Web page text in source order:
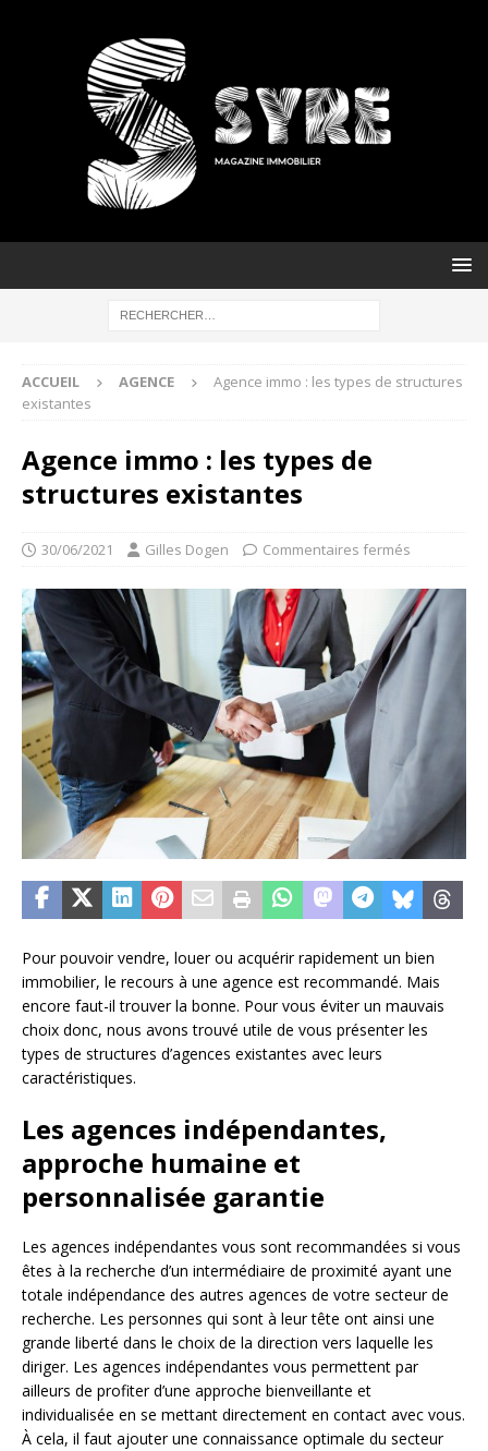
ACCUEIL AGENCE
Agence immo : les types de structures
existantes
Agence immo : les types de
structures existantes
30/06/2021 Gilles Dogen Commentaires fermés
Pour pouvoir vendre, louer ou acquérir rapidement un bien
immobilier, le recours à une agence est recommandé. Mais
encore faut-il trouver la bonne. Pour vous éviter un mauvais
choix donc, nous avons trouvé utile de vous présenter les
types de structures d’agences existantes avec leurs
caractéristiques.
Les agences indépendantes,
approche humaine et
personnalisée garantie
Les agences indépendantes vous sont recommandées si vous
êtes à la recherche d’un intermédiaire de proximité ayant une
totale indépendance des autres agences de votre secteur de
recherche. Les personnes qui sont à leur tête ont ainsi une
grande liberté dans le choix de la direction vers laquelle les
diriger. Les agences indépendantes vous permettent par
ailleurs de profiter d’une approche bienveillante et
individualisée en se mettant directement en contact avec vous.
À cela, il faut ajouter une connaissance optimale du secteur